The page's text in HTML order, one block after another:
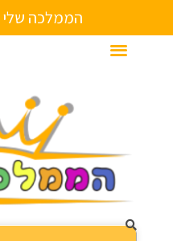
הממלכה שלי -ש